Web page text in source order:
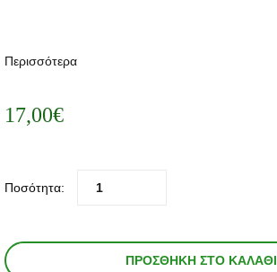
Περισσότερα
17,00€
Ποσότητα:
ΠΡΟΣΘΉΚΗ ΣΤΟ ΚΑΛΆΘΙ